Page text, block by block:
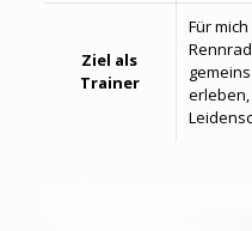
Ziel als
Trainer
Für